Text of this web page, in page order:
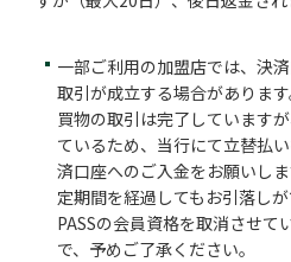
一部ご利用の加盟店では、決
取引が成立する場合がありま
買物の取引は完了しています
ているため、当行にて立替払
済口座へのご入金をお願いし
定期間を経過してもお引落し
PASSの会員資格を取消させて
で、予めご了承ください。